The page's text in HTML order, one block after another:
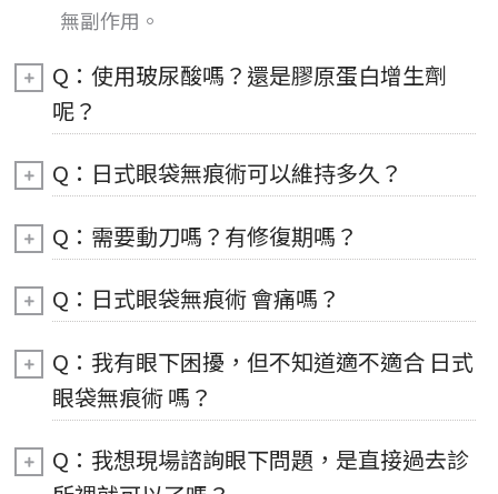
無副作用。
Q：使用玻尿酸嗎？還是膠原蛋白增生劑
呢？
Q：日式眼袋無痕術可以維持多久？
Q：需要動刀嗎？有修復期嗎？
Q：日式眼袋無痕術 會痛嗎？
Q：我有眼下困擾，但不知道適不適合 日式
眼袋無痕術 嗎？
Q：我想現場諮詢眼下問題，是直接過去診